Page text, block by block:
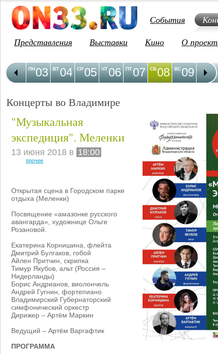
События
Представления
Выставки Кино О
03
ПН 04
ВТ 05
СР 06
ЧТ 07
ПТ 08
СБ 09
ВС 10
ПН
Концерты во Владимире
"Музыкальная
экспедиция". Меленки
13 июня 2018 в 18:00
прочее
Открытая сцена в Городском парке
отдыха (Меленки)
Посвящение «амазонке русского
авангарда», художнице Ольге
Розановой.
Екатерина Корнишина, флейта
Дмитрий Булгаков, гобой
Айлен Притчин, скрипка
Тимур Якубов, альт (Россия –
Нидерланды)
Борис Андрианов, виолончель
Андрей Гугнин, фортепиано
Владимирский Губернаторский
симфонический оркестр
Дирижер – Артём Маркин
Ведущий – Артём Варгафтик
ПРОГРАММА